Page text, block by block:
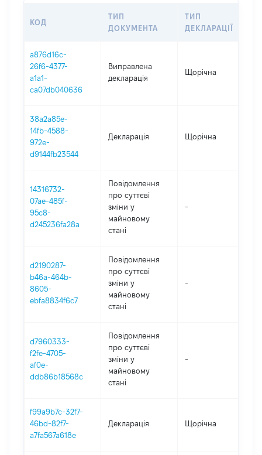
КОД
ТИП
ДОКУМЕНТА
ТИП
ДЕКЛАРАЦІЇ
a876d16c-
26f6-4377-
a1a1-
ca07db040636
Виправлена
декларація
Щорічна
38a2a85e-
14fb-4588-
972e-
d9144fb23544
Декларація Щорічна
14316732-
07ae-485f-
95c8-
d245236fa28a
Повідомлення
про суттєві
зміни y
майновому
стані
-
d2190287-
b46a-464b-
8605-
ebfa8834f6c7
Повідомлення
про суттєві
зміни y
майновому
стані
-
d7960333-
f2fe-4705-
af0e-
ddb86b18568c
Повідомлення
про суттєві
зміни y
майновому
стані
-
f99a9b7c-32f7-
46bd-82f7-
a7fa567a618e
Декларація Щорічна